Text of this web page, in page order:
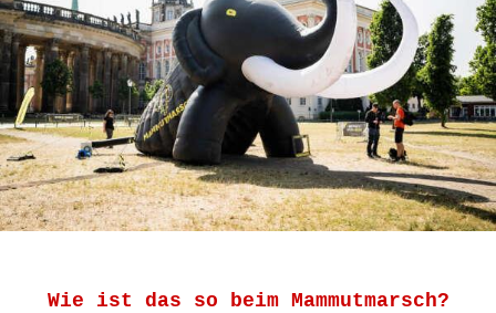
Wie ist das so beim Mammutmarsch?